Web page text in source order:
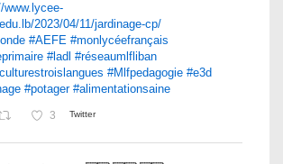
www.lycee-
2023/04/11/jardinage-cp/
#AEFE #monlycéefrançais
#ladl #réseaumlfliban
#Mlfpedagogie #e3d
#potager #alimentationsaine
3 Twitter